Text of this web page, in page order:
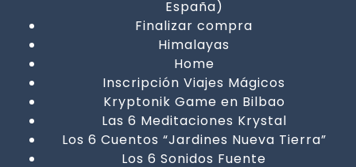
España)
Finalizar compra
Himalayas
Home
Inscripción Viajes Mágicos
Kryptonik Game en Bilbao
Las 6 Meditaciones Krystal
Los 6 Cuentos “Jardines Nueva Tierra”
Los 6 Sonidos Fuente